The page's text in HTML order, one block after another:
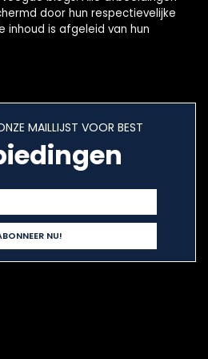
door hun respectievelijke
inhoud is afgeleid van hun
MAILLIJST VOOR BEST